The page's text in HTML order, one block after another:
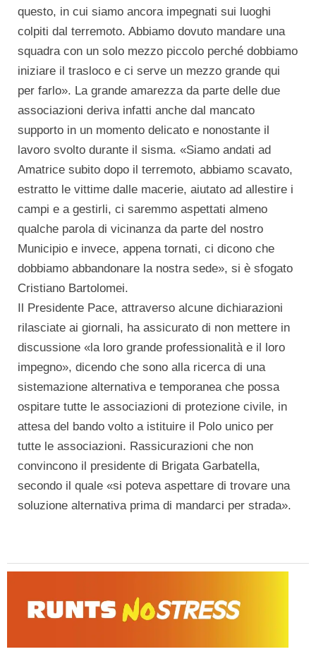
questo, in cui siamo ancora impegnati sui luoghi
colpiti dal terremoto. Abbiamo dovuto mandare una
squadra con un solo mezzo piccolo perché dobbiamo
iniziare il trasloco e ci serve un mezzo grande qui
per farlo». La grande amarezza da parte delle due
associazioni deriva infatti anche dal mancato
supporto in un momento delicato e nonostante il
lavoro svolto durante il sisma. «Siamo andati ad
Amatrice subito dopo il terremoto, abbiamo scavato,
estratto le vittime dalle macerie, aiutato ad allestire i
campi e a gestirli, ci saremmo aspettati almeno
qualche parola di vicinanza da parte del nostro
Municipio e invece, appena tornati, ci dicono che
dobbiamo abbandonare la nostra sede», si è sfogato
Cristiano Bartolomei.
Il Presidente Pace, attraverso alcune dichiarazioni
rilasciate ai giornali, ha assicurato di non mettere in
discussione «la loro grande professionalità e il loro
impegno», dicendo che sono alla ricerca di una
sistemazione alternativa e temporanea che possa
ospitare tutte le associazioni di protezione civile, in
attesa del bando volto a istituire il Polo unico per
tutte le associazioni. Rassicurazioni che non
convincono il presidente di Brigata Garbatella,
secondo il quale «si poteva aspettare di trovare una
soluzione alternativa prima di mandarci per strada».